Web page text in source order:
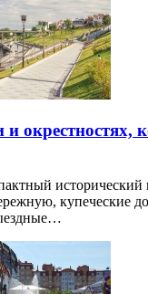
окрестностях,
исторический
купеческие